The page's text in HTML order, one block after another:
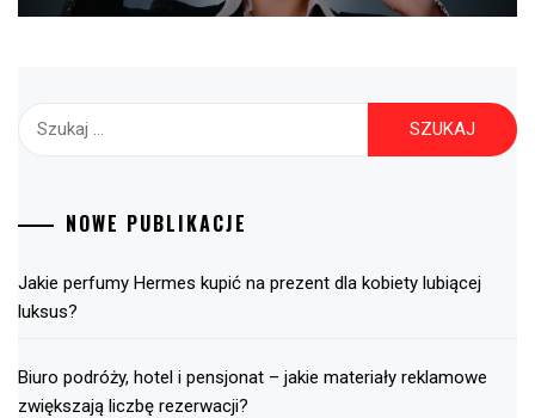
Szukaj:
NOWE PUBLIKACJE
Jakie perfumy Hermes kupić na prezent dla kobiety lubiącej
luksus?
Biuro podróży, hotel i pensjonat – jakie materiały reklamowe
zwiększają liczbę rezerwacji?